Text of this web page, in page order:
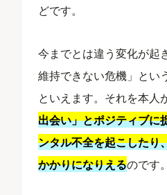
どです。
今までとは違う変化が起
維持できない危機」とい
といえます。それを本人
出会い」とポジティブに
ンタル不全を起こしたり
かかりになりえるのです。